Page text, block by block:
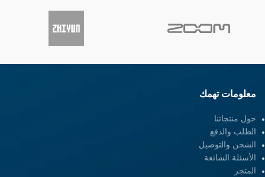
معلومات تهمك
حول منتجاتنا
الطلب والدفع
الشحن والتوصيل
الأسئلة الشائعة
المتجر